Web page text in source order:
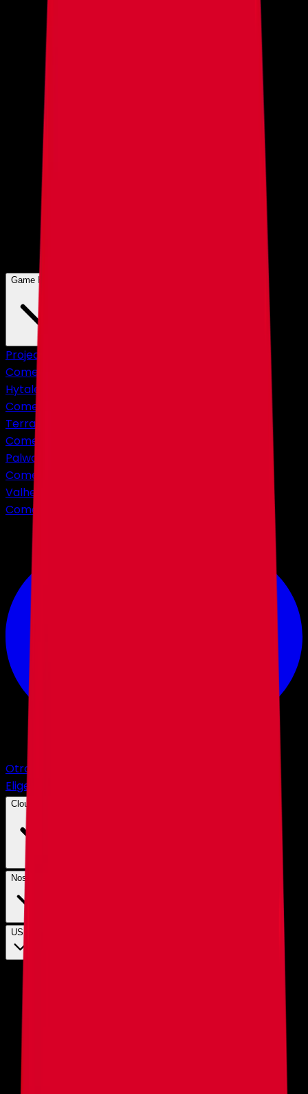
Game Hosting
Project Zomboid
Comenzando en
Hytale
Comenzando en
Terraria
Comenzando en
Palworld
Comenzando en
Valheim
Comenzando en
Otros Juegos
Elige entre +40 juegos.
Cloud Hosting
Nosotros
USD